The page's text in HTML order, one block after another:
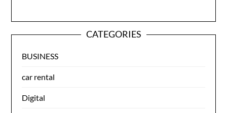
CATEGORIES
BUSINESS
car rental
Digital